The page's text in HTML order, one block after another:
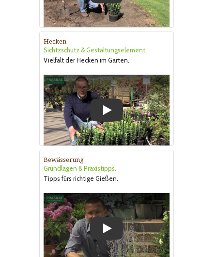
Hecken
Sichtzschutz & Gestaltungselement.
Vielfalt der Hecken im Garten.
Bewässerung
Grundlagen & Praxistipps.
Tipps fürs richtige Gießen.